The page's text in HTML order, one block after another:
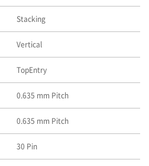
Stacking
Vertical
TopEntry
0.635 mm Pitch
0.635 mm Pitch
30 Pin